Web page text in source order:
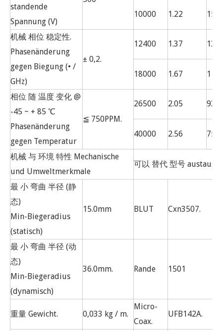
standende
Spannung (V)
10000
1.22 156
机械 相位 稳定性.
Phasenänderung
gegen Biegung (• /
GHz)
± 0,2.
12400 1.37 139
18000 1.67 115
相位 随 温度 变化 @
-45 ~ + 85 ℃
Phasenänderung
gegen Temperatur
≦ 750PPM.
26500 2.05 93
40000 2.56 75
机械 与 环境 特性 Mechanische
und Umweltmerkmale
可以 替代 型号
最 小 弯曲 半径 (静
态)
Min-Biegeradius
(statisch)
15.0mm BLUT Cxn3507.
最 小 弯曲 半径 (动
态)
Min-Biegeradius
(dynamisch)
36.0mm. Rande 1501
重量 Gewicht. 0,033 kg / m.
Micro-
Coax.
UFB142A.